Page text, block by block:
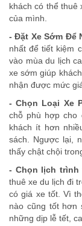
khách có thể thuê
của mình.
- Đặt Xe Sớm Để
nhất để tiết kiệm
vào mùa du lịch
xe sớm giúp
nhận được mức
- Chọn Loại Xe
chỗ phù hợp cho
khách ít hơn
sách. Ngược lại,
thấy chật chội
- Chọn lịch trình
thuê xe du lịch đi
có giá xe tốt. Vì
nào cũng tốt hơn
những dịp lễ tết,